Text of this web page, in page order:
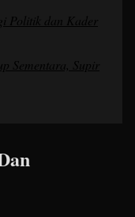
Politik dan Kader
Sementara, Supir